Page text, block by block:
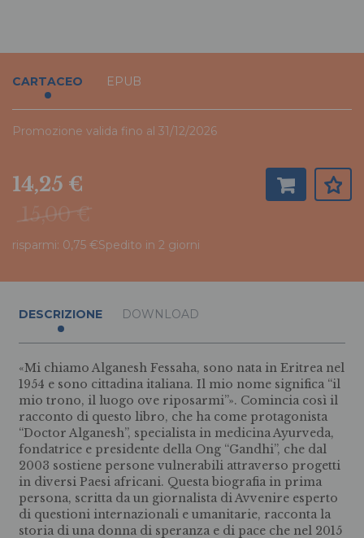
CARTACEO EPUB
Promozione valida fino al 31/12/2026
15,00 €
14,25 €
risparmi: 0,75 €Spedito in 2 giorni
DESCRIZIONE DOWNLOAD
«Mi chiamo Alganesh Fessaha, sono nata in Eritrea nel
1954 e sono cittadina italiana. Il mio nome significa “il
mio trono, il luogo ove riposarmi”». Comincia così il
racconto di questo libro, che ha come protagonista
“Doctor Alganesh”, specialista in medicina Ayurveda,
fondatrice e presidente della Ong “Gandhi”, che dal
2003 sostiene persone vulnerabili attraverso progetti
in diversi Paesi africani. Questa biografia in prima
persona, scritta da un giornalista di Avvenire esperto
di questioni internazionali e umanitarie, racconta la
storia di una donna di speranza e di pace che nel 2015